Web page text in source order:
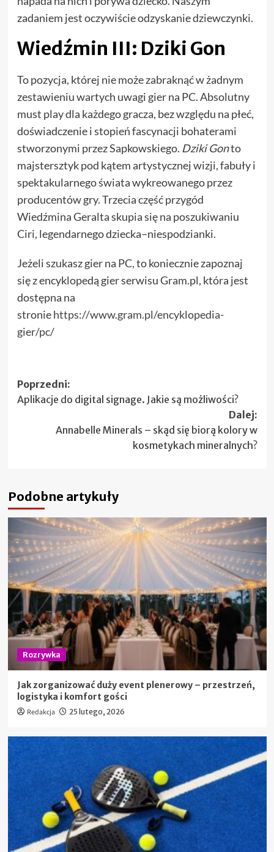
zadaniem jest oczywiście odzyskanie dziewczynki.
Wiedźmin III: Dziki Gon
To pozycja, której nie może zabraknąć w żadnym
zestawieniu wartych uwagi gier na PC. Absolutny
must play dla każdego gracza, bez względu na płeć,
doświadczenie i stopień fascynacji bohaterami
stworzonymi przez Sapkowskiego. Dziki Gonto
majstersztyk pod kątem artystycznej wizji, fabuły i
spektakularnego świata wykreowanego przez
producentów gry. Trzecia część przygód
Wiedźmina Geralta skupia się na poszukiwaniu
Ciri, legendarnego dziecka–niespodzianki.
Jeżeli szukasz gier na PC, to koniecznie zapoznaj
się z encyklopedą gier serwisu Gram.pl, która jest
dostępna na
stroniehttps://www.gram.pl/encyklopedia-
gier/pc/
Zobacz
wpisy
Poprzedni:
Aplikacje do digital signage. Jakie są możliwości?
Dalej:
Annabelle Minerals – skąd się biorą kolory w
kosmetykach mineralnych?
Podobne artykuły
Rozrywka
Jak zorganizować duży event plenerowy – przestrzeń,
logistyka i komfort gości
Redakcja 25 lutego, 2026